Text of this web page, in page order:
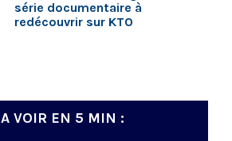
série documentaire à
redécouvrir sur KTO
A VOIR EN 5 MIN :